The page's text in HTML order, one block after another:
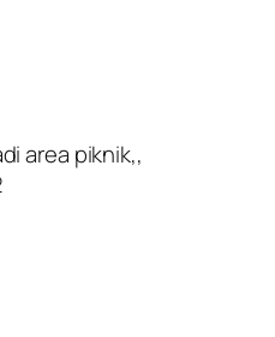
area piknik,,